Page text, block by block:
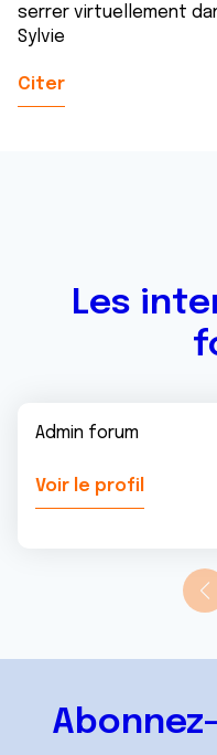
serrer virtuellement
Sylvie
Citer
Les
Admin forum
Voir le profil